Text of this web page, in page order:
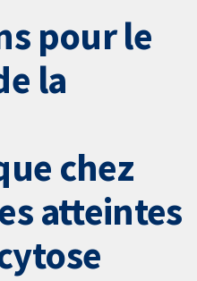
pour le
la
chez
atteintes